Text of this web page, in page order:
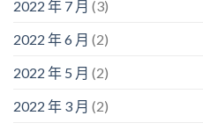
2022 年 7 月 (3)
2022 年 6 月 (2)
2022 年 5 月 (2)
2022 年 3 月 (2)